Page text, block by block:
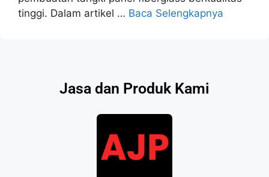
tinggi. Dalam artikel … Baca Selengkapnya
Jasa dan Produk Kami